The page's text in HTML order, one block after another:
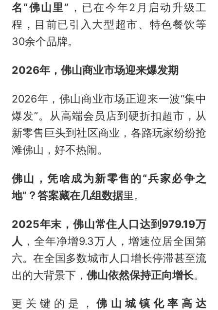
名“佛山里” ，已在今年2月启动升级工
程，目前已引入大型超市、特色餐饮等
30余个品牌。
2026年，佛山商业市场迎来爆发期
2026年，佛山商业市场正迎来一波“集中
爆发”。从高端会员店到硬折扣超市，从
新零售巨头到社区商业，各路玩家纷纷抢
滩佛山，好不热闹。
佛山，凭啥成为新零售的“兵家必争之
地”？答案藏在几组数据里。
2025年末，佛山常住人口达到979.19万
人 ，全年净增9.3万人，增速位居全国第
六。在全国多数城市人口增长停滞甚至流
出的大背景下， 佛山依然保持正向增长。
更关键的是，佛山城镇化率高达